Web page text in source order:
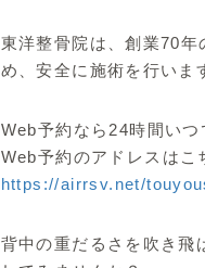
東洋整骨院は、創業70
め、安全に施術を行いま
Web予約なら24時間いつ
Web予約のアドレスはこ
https://airrsv.net/
背中の重だるさを吹き飛